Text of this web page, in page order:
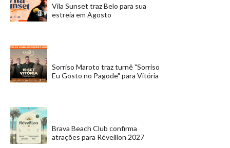
Vila Sunset traz Belo para sua
estreia em Agosto
Sorriso Maroto traz turnê "Sorriso
Eu Gosto no Pagode" para Vitória
Brava Beach Club confirma
atrações para Réveillon 2027